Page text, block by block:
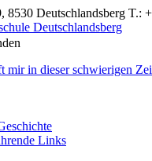
8530 Deutschlandsberg T.:
mir in dieser schwierigen
Links